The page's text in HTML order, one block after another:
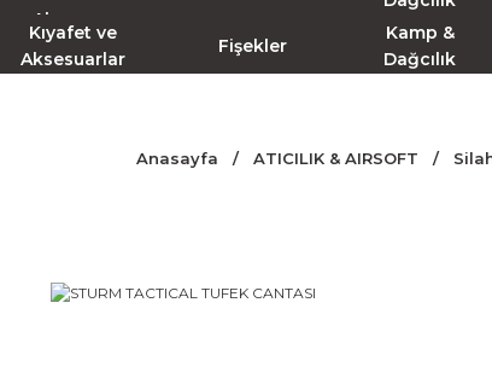
Kıyafet ve
Aksesuarlar
Fişekler
Kamp &
Dağcılık
Anasayfa ATICILIK & AIRSOFT